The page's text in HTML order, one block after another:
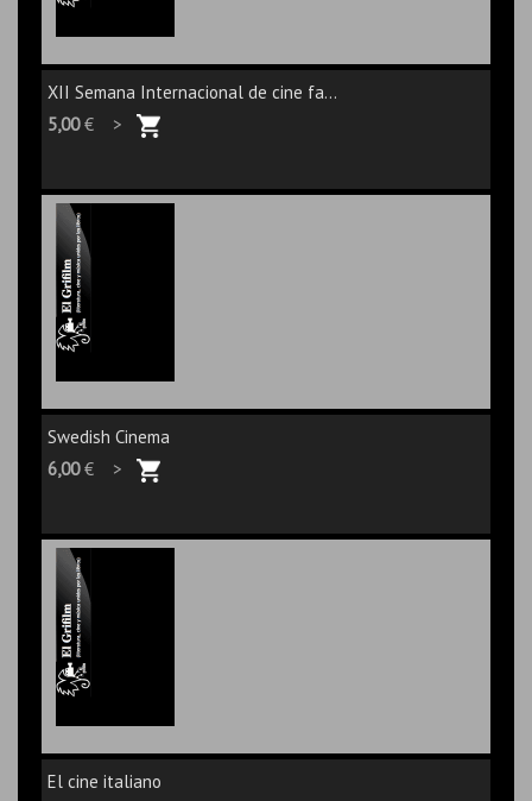
XII Semana Internacional de cine fa...
5,00€ >
Swedish Cinema
6,00€ >
El cine italiano